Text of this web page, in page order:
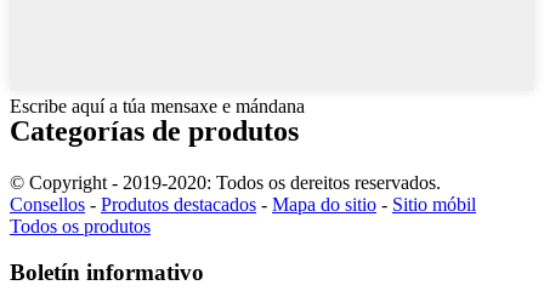
Escribe aquí a túa mensaxe e mándana
Categorías de produtos
© Copyright - 2019-2020: Todos os dereitos reservados.
Consellos - Produtos destacados - Mapa do sitio - Sitio móbil
Todos os produtos
Boletín informativo